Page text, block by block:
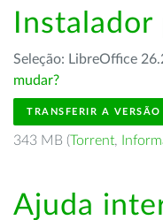
Instalador
Seleção: LibreOffice
mudar?
TRANSFERIR A
343 MB (Torrent,
Ajuda